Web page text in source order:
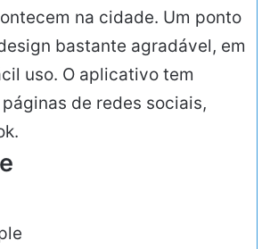
na cidade. Um ponto
bastante agradável, em
uso. O aplicativo tem
de redes sociais,